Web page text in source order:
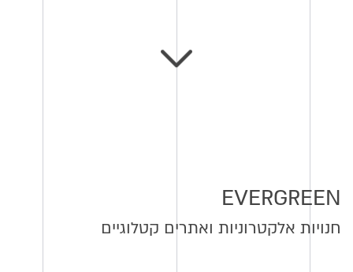
EVERGREEN
חנויות אלקטרוניות ואתרים קטלוגיים